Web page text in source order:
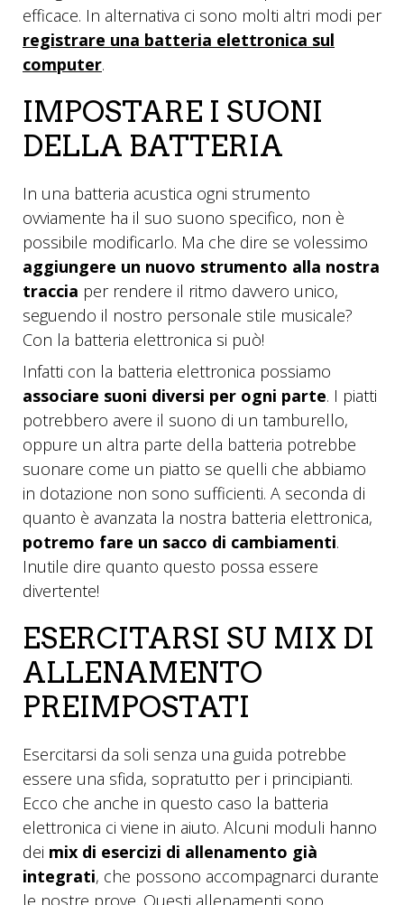
efficace. In alternativa ci sono molti altri modi per
registrare una batteria elettronica sul
computer.
IMPOSTARE I SUONI
DELLA BATTERIA
In una batteria acustica ogni strumento
ovviamente ha il suo suono specifico, non è
possibile modificarlo. Ma che dire se volessimo
aggiungere un nuovo strumento alla nostra
traccia per rendere il ritmo davvero unico,
seguendo il nostro personale stile musicale?
Con la batteria elettronica si può!
Infatti con la batteria elettronica possiamo
associare suoni diversi per ogni parte. I piatti
potrebbero avere il suono di un tamburello,
oppure un altra parte della batteria potrebbe
suonare come un piatto se quelli che abbiamo
in dotazione non sono sufficienti. A seconda di
quanto è avanzata la nostra batteria elettronica,
potremo fare un sacco di cambiamenti.
Inutile dire quanto questo possa essere
divertente!
ESERCITARSI SU MIX DI
ALLENAMENTO
PREIMPOSTATI
Esercitarsi da soli senza una guida potrebbe
essere una sfida, sopratutto per i principianti.
Ecco che anche in questo caso la batteria
elettronica ci viene in aiuto. Alcuni moduli hanno
dei mix di esercizi di allenamento già
integrati, che possono accompagnarci durante
le nostre prove. Questi allenamenti sono